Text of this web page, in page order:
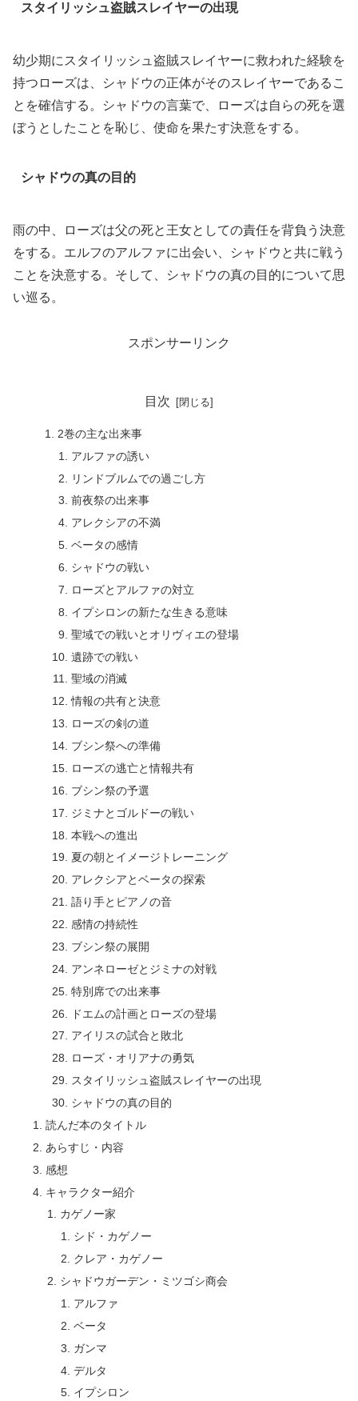
スタイリッシュ盗賊スレイヤーの出現
幼少期にスタイリッシュ盗賊スレイヤーに救われた経験を
持つローズは、シャドウの正体がそのスレイヤーであるこ
とを確信する。シャドウの言葉で、ローズは自らの死を選
ぼうとしたことを恥じ、使命を果たす決意をする。
シャドウの真の目的
雨の中、ローズは父の死と王女としての責任を背負う決意
をする。エルフのアルファに出会い、シャドウと共に戦う
ことを決意する。そして、シャドウの真の目的について思
い巡る。
スポンサーリンク
目次
2巻の主な出来事
アルファの誘い
リンドブルムでの過ごし方
前夜祭の出来事
アレクシアの不満
ベータの感情
シャドウの戦い
ローズとアルファの対立
イプシロンの新たな生きる意味
聖域での戦いとオリヴィエの登場
遺跡での戦い
聖域の消滅
情報の共有と決意
ローズの剣の道
ブシン祭への準備
ローズの逃亡と情報共有
ブシン祭の予選
ジミナとゴルドーの戦い
本戦への進出
夏の朝とイメージトレーニング
アレクシアとベータの探索
語り手とピアノの音
感情の持続性
ブシン祭の展開
アンネローゼとジミナの対戦
特別席での出来事
ドエムの計画とローズの登場
アイリスの試合と敗北
ローズ・オリアナの勇気
スタイリッシュ盗賊スレイヤーの出現
シャドウの真の目的
読んだ本のタイトル
あらすじ・内容
感想
キャラクター紹介
カゲノー家
シド・カゲノー
クレア・カゲノー
シャドウガーデン・ミツゴシ商会
アルファ
ベータ
ガンマ
デルタ
イプシロン